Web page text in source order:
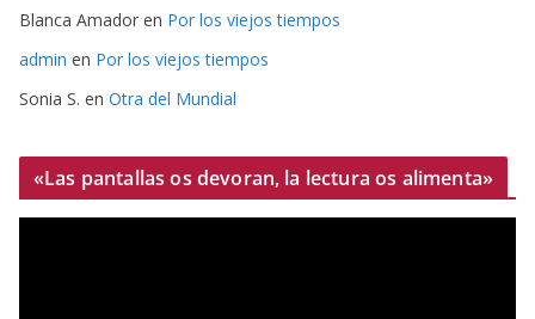
Blanca Amador en Por los viejos tiempos
admin en Por los viejos tiempos
Sonia S. en Otra del Mundial
«Las pantallas os devoran, la lectura os alimenta»